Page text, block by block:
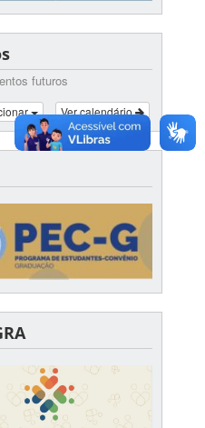
futuros
Ver calendário